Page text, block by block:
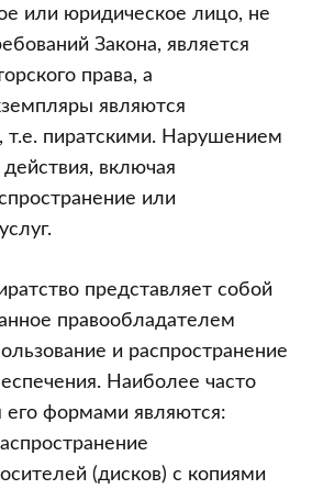
или юридическое лицо, не
Закона, является
права, а
являются
т.е. пиратскими. Нарушением
включая
или
представляет собой
правообладателем
и распространение
Наиболее часто
формами являются:
(дисков) с копиями